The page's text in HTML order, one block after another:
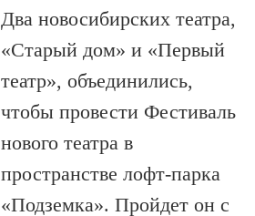
Два новосибирских театра,
«Старый дом» и «Первый
театр», объединились,
чтобы провести Фестиваль
нового театра в
пространстве лофт-парка
«Подземка». Пройдет он с